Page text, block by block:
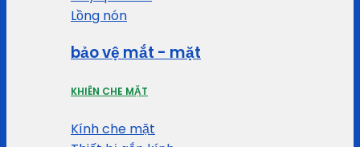
Lồng nón
bảo vệ mắt - mặt
KHIÊN CHE MẶT
Kính che mặt